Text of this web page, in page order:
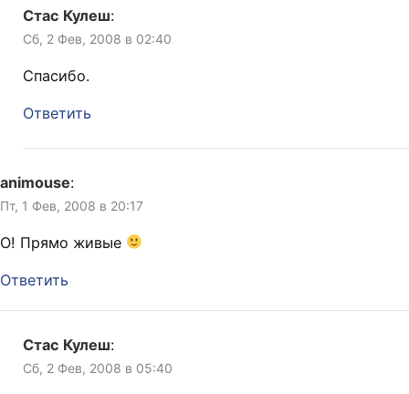
Стас Кулеш:
Сб, 2 Фев, 2008 в 02:40
Спасибо.
Ответить
animouse:
Пт, 1 Фев, 2008 в 20:17
О! Прямо живые
Ответить
Стас Кулеш:
Сб, 2 Фев, 2008 в 05:40